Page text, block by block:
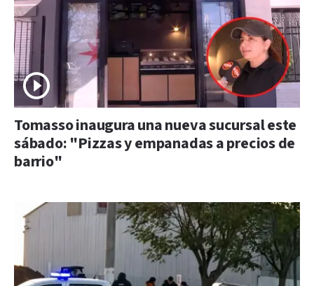
Tomasso inaugura una nueva sucursal este
sábado: "Pizzas y empanadas a precios de
barrio"